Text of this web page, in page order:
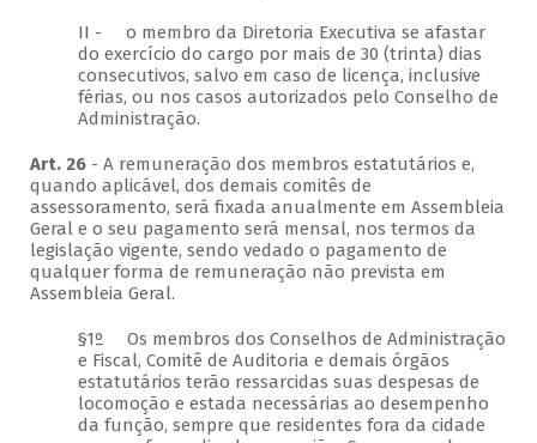
II - o membro da Diretoria Executiva se afastar
do exercício do cargo por mais de 30 (trinta) dias
consecutivos, salvo em caso de licença, inclusive
férias, ou nos casos autorizados pelo Conselho de
Administração.
Art. 26 - A remuneração dos membros estatutários e,
quando aplicável, dos demais comitês de
assessoramento, será fixada anualmente em Assembleia
Geral e o seu pagamento será mensal, nos termos da
legislação vigente, sendo vedado o pagamento de
qualquer forma de remuneração não prevista em
Assembleia Geral.
§1º Os membros dos Conselhos de Administração
e Fiscal, Comitê de Auditoria e demais órgãos
estatutários terão ressarcidas suas despesas de
locomoção e estada necessárias ao desempenho
da função, sempre que residentes fora da cidade